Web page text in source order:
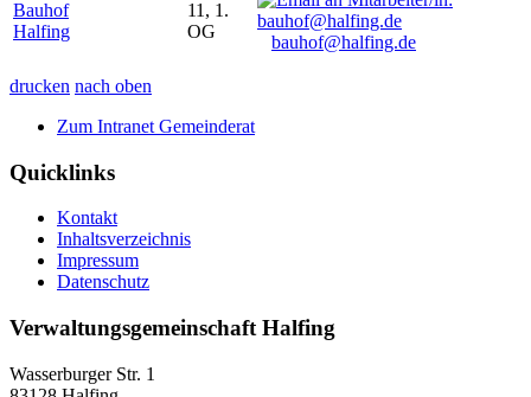
Bauhof
Halfing
11, 1.
OG
bauhof@halfing.de
drucken nach oben
Zum Intranet Gemeinderat
Quicklinks
Kontakt
Inhaltsverzeichnis
Impressum
Datenschutz
Verwaltungsgemeinschaft Halfing
Wasserburger Str. 1